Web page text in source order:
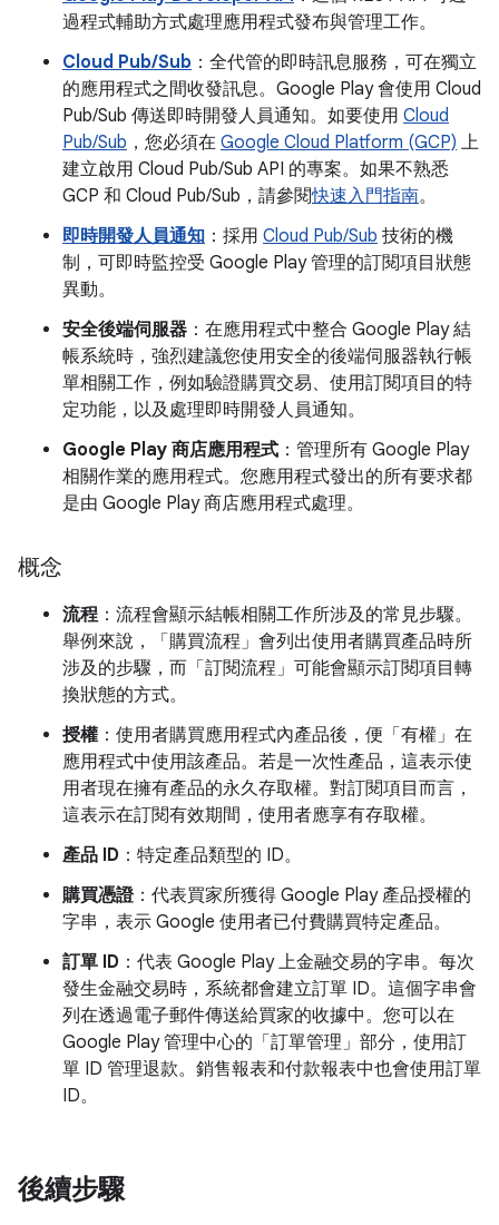
過程式輔助方式處理應用程式發布與管理工作。
Cloud Pub/Sub ：全代管的即時訊息服務，可在獨立
的應用程式之間收發訊息。Google Play 會使用 Cloud
Pub/Sub 傳送即時開發人員通知。如要使用 Cloud
Pub/Sub ，您必須在 Google Cloud Platform (GCP) 上
建立啟用 Cloud Pub/Sub API 的專案。如果不熟悉
GCP 和 Cloud Pub/Sub，請參閱快速入門指南。
即時開發人員通知 ：採用 Cloud Pub/Sub 技術的機
制，可即時監控受 Google Play 管理的訂閱項目狀態
異動。
安全後端伺服器 ：在應用程式中整合 Google Play 結
帳系統時，強烈建議您使用安全的後端伺服器執行帳
單相關工作，例如驗證購買交易、使用訂閱項目的特
定功能，以及處理即時開發人員通知。
Google Play 商店應用程式 ：管理所有 Google Play
相關作業的應用程式。您應用程式發出的所有要求都
是由 Google Play 商店應用程式處理。
概念
流程 ：流程會顯示結帳相關工作所涉及的常見步驟。
舉例來說，「購買流程」 會列出使用者購買產品時所
涉及的步驟，而「訂閱流程」 可能會顯示訂閱項目轉
換狀態的方式。
授權 ：使用者購買應用程式內產品後，便「有權」 在
應用程式中使用該產品。若是一次性產品，這表示使
用者現在擁有產品的永久存取權。對訂閱項目而言，
這表示在訂閱有效期間，使用者應享有存取權。
產品 ID ：特定產品類型的 ID。
購買憑證：代表買家所獲得 Google Play 產品授權的
字串，表示 Google 使用者已付費購買特定產品。
訂單 ID ：代表 Google Play 上金融交易的字串。每次
發生金融交易時，系統都會建立訂單 ID。這個字串會
列在透過電子郵件傳送給買家的收據中。您可以在
Google Play 管理中心的「訂單管理」 部分，使用訂
單 ID 管理退款。銷售報表和付款報表中也會使用訂單
ID。
後續步驟